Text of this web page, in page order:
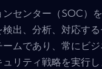
センター（SOC）
出、分析、対応す
ムであり、常にビ
リティ戦略を実行